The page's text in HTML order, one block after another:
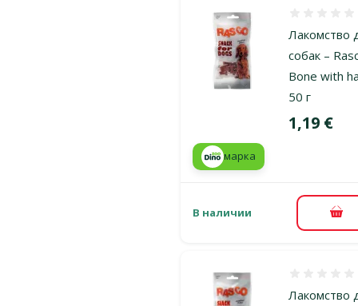
Лакомство
собак –
Bone with
50 г
Цена
1,19 €
марка
В наличии В
Лакомство